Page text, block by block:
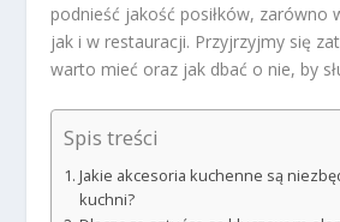
podnieść jakość posiłków, zarówno
jak i w restauracji. Przyjrzyjmy się
warto mieć oraz jak dbać o nie, by
Spis treści
Jakie akcesoria kuchenne są
kuchni?